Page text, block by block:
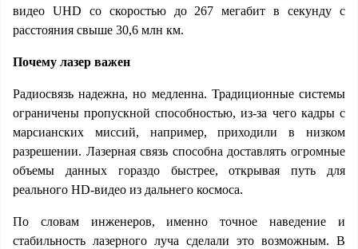
видео UHD со скоростью до 267 мегабит в секунду с
расстояния свыше 30,6 млн км.
Почему лазер важен
Радиосвязь надежна, но медленна. Традиционные системы
ограничены пропускной способностью, из-за чего кадры с
марсианских миссий, например, приходили в низком
разрешении. Лазерная связь способна доставлять огромные
объемы данных гораздо быстрее, открывая путь для
реального HD-видео из дальнего космоса.
По словам инженеров, именно точное наведение и
стабильность лазерного луча сделали это возможным. В